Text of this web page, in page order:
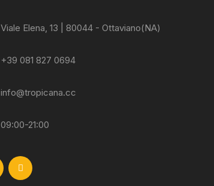
Viale Elena, 13 | 80044 - Ottaviano(NA)
+39 081 827 0694
info@tropicana.cc
09:00-21:00